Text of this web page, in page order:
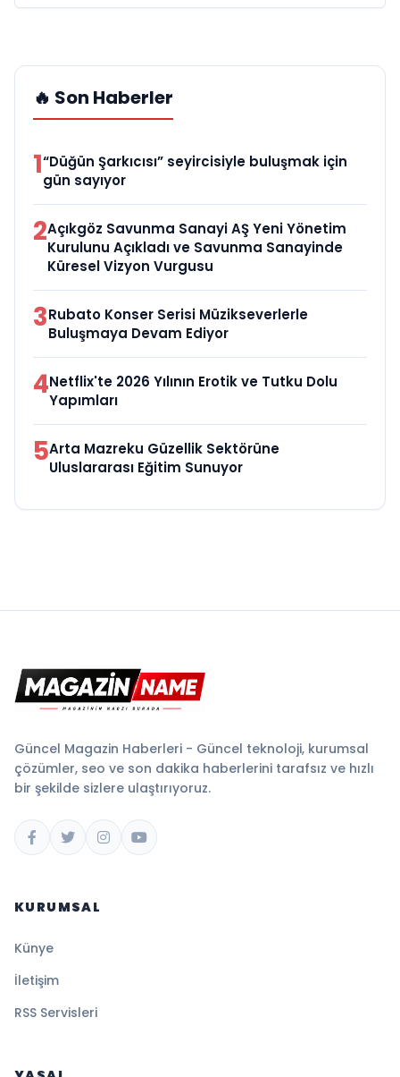
🔥 Son Haberler
1“Düğün Şarkıcısı” seyircisiyle buluşmak için
gün sayıyor
2Açıkgöz Savunma Sanayi AŞ Yeni Yönetim
Kurulunu Açıkladı ve Savunma Sanayinde
Küresel Vizyon Vurgusu
3Rubato Konser Serisi Müzikseverlerle
Buluşmaya Devam Ediyor
4Netflix'te 2026 Yılının Erotik ve Tutku Dolu
Yapımları
5Arta Mazreku Güzellik Sektörüne
Uluslararası Eğitim Sunuyor
Güncel Magazin Haberleri - Güncel teknoloji, kurumsal
çözümler, seo ve son dakika haberlerini tarafsız ve hızlı
bir şekilde sizlere ulaştırıyoruz.
KURUMSAL
Künye
İletişim
RSS Servisleri